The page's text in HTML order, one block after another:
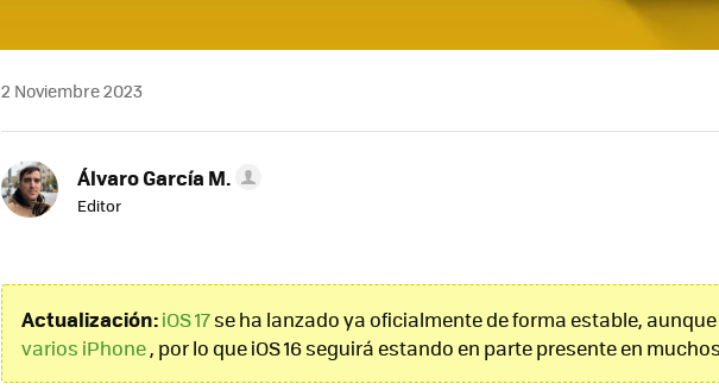
2 Noviembre 2023
Álvaro García M.
Editor
Actualización:iOS 17se ha lanzado ya oficialmente de forma estable, aunque
varios iPhone, por lo que iOS 16 seguirá estando en parte presente en